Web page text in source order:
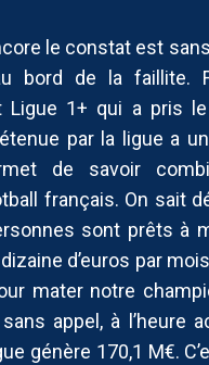
le constat est
bord de la faillite.
Ligue 1+ qui a pris le
par la ligue a
de savoir
français. On sait
sont prêts à
d’euros par mois
mater notre
appel, à l’heure
génère 170,1 M€.